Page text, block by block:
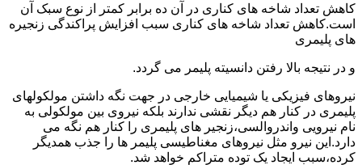
کاهش تعداد شاخه های کناری در آن ده برابر کمتر از نوع سبک آن
است.کاهش تعداد شاخه های کناری سبب افزایش پراکندگی زنجیره
های پلیمری
و در نتیجه بالا رفتن دانسیته پلیمر می گردد.
نیروهای فیزیکی یا شیمیایی خارجی در جهت نگه داشتن مولکولهای
پلیمری در کنار هم دیگر نقشی ندارند بلکه نیروی بین مولکولی به
نام نیرویی واندروالسی،زنجیر های پلیمری را کنار هم نگه می
دارد.این نیرو مثل نیروهای مغناطیسی پلیمر ها را جذب همدیگر
کرده،سبب ایجاد یک توده متراکم خواهد شد.